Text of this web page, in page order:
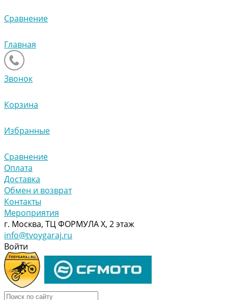
Сравнение
Главная
Звонок
Корзина
Избранные
Сравнение
Оплата
Доставка
Обмен и возврат
Контакты
Мероприятия
г. Москва, ТЦ ФОРМУЛА Х, 2 этаж
info@tvoygaraj.ru
Войти